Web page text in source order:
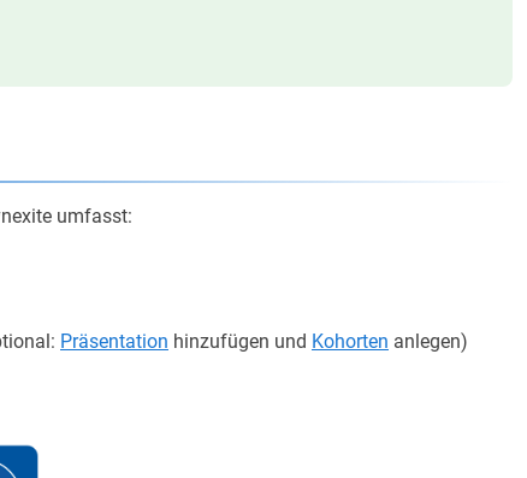
umfasst:
Präsentation hinzufügen und Kohorten anlegen)